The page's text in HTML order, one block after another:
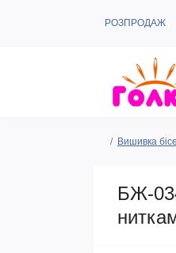
РОЗПРОДАЖ
Вишивка
БЖ-